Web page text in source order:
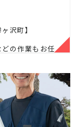
もみの木、どん
コニファー、
シ、ナンテン、
カシワ、マキの
、いちじく、椰
シマトネリコ、
沢町】
の作業もお任
などのお庭の
にご相談くださ